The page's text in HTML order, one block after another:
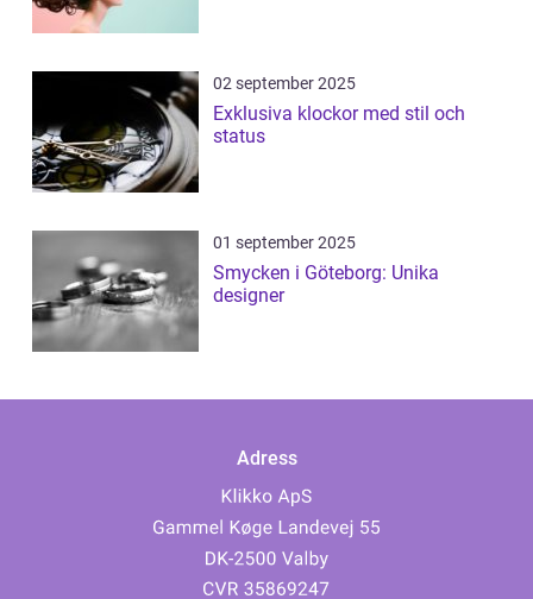
02 september 2025
Exklusiva klockor med stil och
status
01 september 2025
Smycken i Göteborg: Unika
designer
Adress